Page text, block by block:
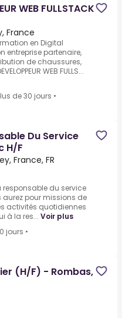
WEB FULLSTACK
France
en Digital
entreprise partenaire,
de chaussures,
WEB FULLS...
de 30 jours •
Du Service
H/F
France, FR
du service
aurez pour missions de
activités quotidiennes
à la res... Voir plus
jours •
(H/F) - Rombas,